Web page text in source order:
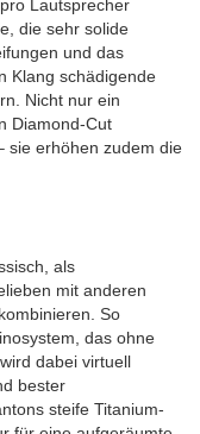
Lautsprecher
die sehr solide
und das
Klang schädigende
Nicht nur ein
Diamond-Cut
sie erhöhen zudem die
als
mit anderen
So
das ohne
dabei virtuell
bester
steife Titanium-